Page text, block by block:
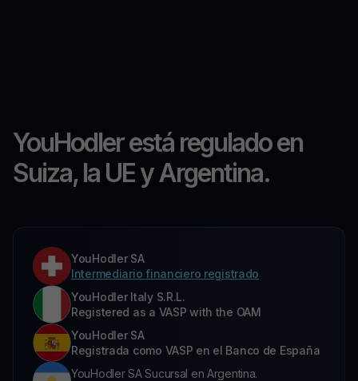
YouHodler está regulado en
Suiza, la UE y Argentina.
YouHodler SA
Intermediario financiero registrado
YouHodler Italy S.R.L.
Registered as a VASP with the OAM
YouHodler SA
Registrada como VASP en el Banco de España
YouHodler SA Sucursal en Argentina.